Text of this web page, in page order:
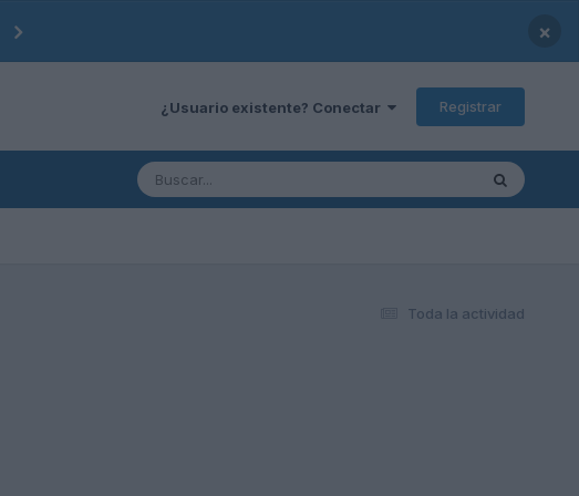
×
¿Usuario existente? Conectar Registrar
Toda la actividad